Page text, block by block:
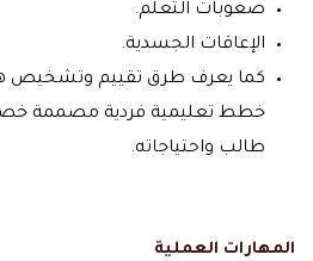
صعوبات التعلم.
الإعاقات الجسدية.
كما يعرف طرق تقييم وتشخيص
خطط تعليمية فردية مصممة
طالب واحتياجاته.
المهارات العملية